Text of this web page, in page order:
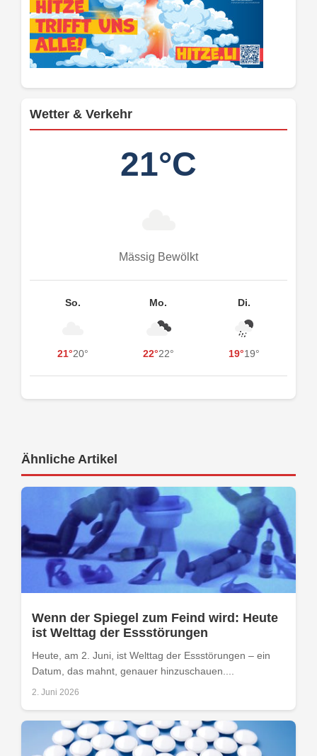
Wetter & Verkehr
21°C
Mässig Bewölkt
So.
21°20°
Mo.
22°22°
Di.
19°19°
Ähnliche Artikel
Wenn der Spiegel zum Feind wird: Heute
ist Welttag der Essstörungen
Heute, am 2. Juni, ist Welttag der Essstörungen – ein
Datum, das mahnt, genauer hinzuschauen....
2. Juni 2026